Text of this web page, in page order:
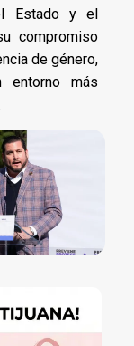
Estado y el
compromiso
de género,
entorno más